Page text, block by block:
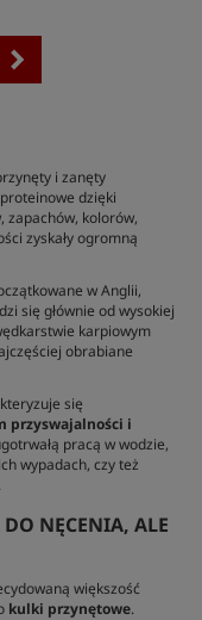
i zanęty
dzięki
zapachów, kolorów,
zyskały ogromną
w Anglii,
się głównie od wysokiej
karpiowym
obrabiane
się
przyswajalności i
pracą w wodzie,
wypadach, czy też
NĘCENIA, ALE
większość
kulki przynętowe.